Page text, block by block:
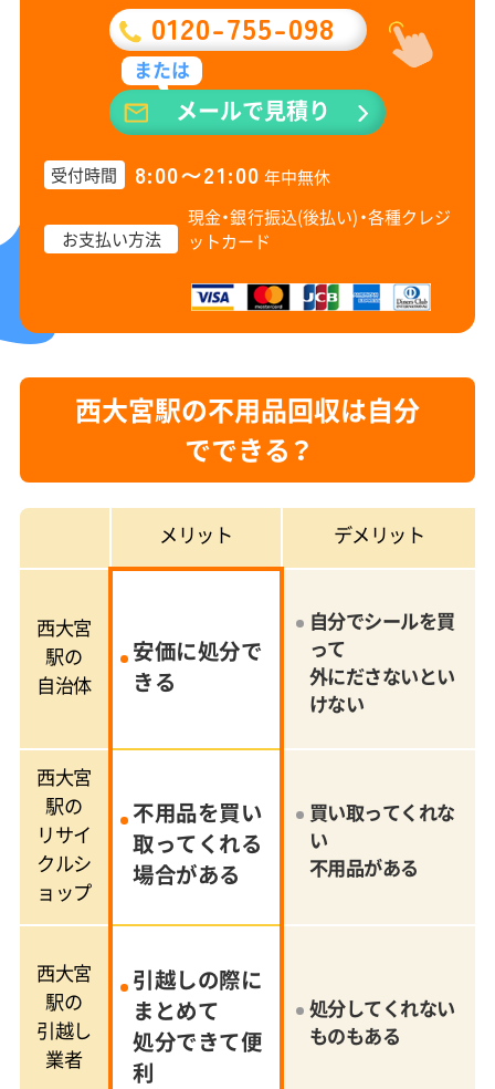
0120-755-098
または
メールで見積り
受付時間 8:00〜21:00 年中無休
お支払い方法
現金・銀行振込(後払い)・各種クレジ
ットカード
西大宮駅の不用品回収は自分
でできる？
メリット デメリット
西大宮
駅の
自治体
安価に処分で
きる
自分でシールを買
って
外にださないとい
けない
西大宮
駅の
リサイ
クルシ
ョップ
不用品を買い
取ってくれる
場合がある
買い取ってくれな
い
不用品がある
西大宮
駅の
引越し
業者
引越しの際に
まとめて
処分できて便
利
処分してくれない
ものもある